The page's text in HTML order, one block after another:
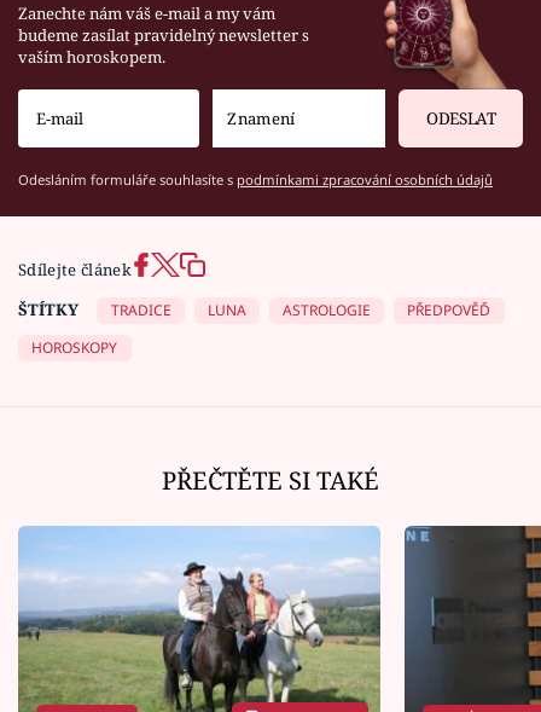
Zanechte nám váš e-mail a my vám
budeme zasílat pravidelný newsletter s
vaším horoskopem.
ODESLAT
Odesláním formuláře souhlasíte s podmínkami zpracování osobních údajů
Sdílejte článek
ŠTÍTKY
TRADICE LUNA ASTROLOGIE
PŘEDPOVĚĎ
HOROSKOPY
PŘEČTĚTE SI TAKÉ